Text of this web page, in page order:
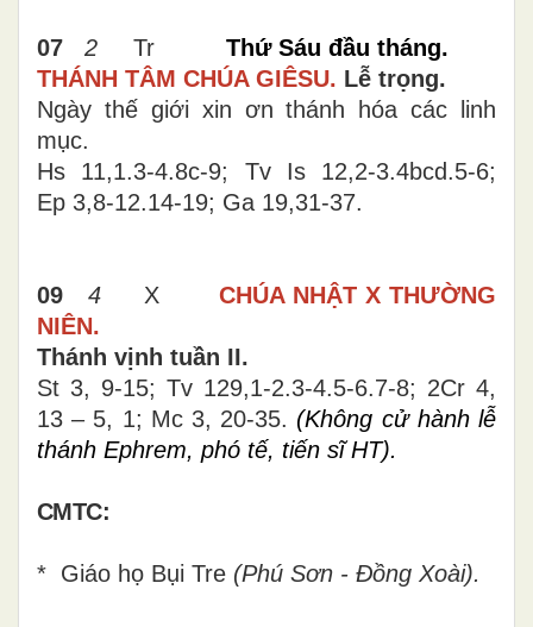
07 2 Tr Thứ Sáu đầu tháng.
THÁNH TÂM CHÚA GIÊSU. Lễ trọng.
Ngày thế giới xin ơn thánh hóa các linh
mục.
Hs 11,1.3-4.8c-9; Tv Is 12,2-3.4bcd.5-6;
Ep 3,8-12.14-19; Ga 19,31-37.
09 4 X CHÚA NHẬT X THƯỜNG
NIÊN.
Thánh vịnh tuần II.
St 3, 9-15; Tv 129,1-2.3-4.5-6.7-8; 2Cr 4,
13 – 5, 1; Mc 3, 20-35. (Không cử hành lễ
thánh Ephrem, phó tế, tiến sĩ HT).
CMTC:
* Giáo họ Bụi Tre (Phú Sơn - Đồng Xoài).